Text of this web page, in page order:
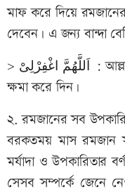
মাফ করে দিয়ে
দেবেন। এ জন্য বান্দা
> اَللَّهُمَّ اغْفِرْلِىْ : আল্লাহুম্মাগফিরলি, অর্থ: হে আল্লাহ! আমাকে
ক্ষমা করে দিন।
২. রমজানের সব
বরকতময় মাস রমজান
মর্যাদা ও উপকারিতার
সেসব সম্পর্কে জেনে